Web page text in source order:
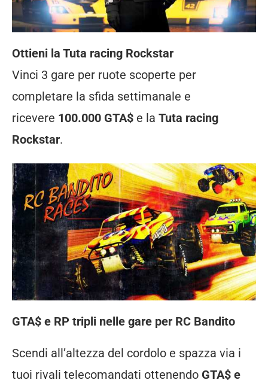
Ottieni la Tuta racing Rockstar
Vinci 3 gare per ruote scoperte per
completare la sfida settimanale e
ricevere 100.000 GTA$ e la Tuta racing
Rockstar.
GTA$ e RP tripli nelle gare per RC Bandito
Scendi all’altezza del cordolo e spazza via i
tuoi rivali telecomandati ottenendo GTA$ e